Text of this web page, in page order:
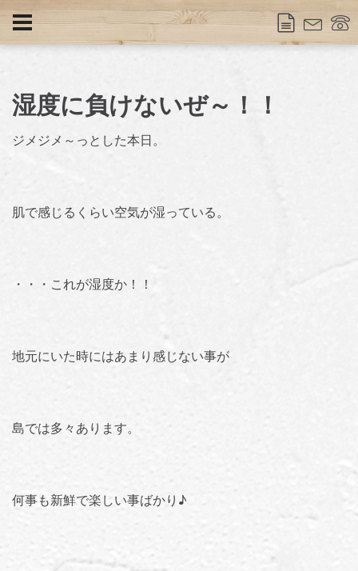
湿度に負けないぜ～！！
ジメジメ～っとした本日。
肌で感じるくらい空気が湿っている。
・・・これが湿度か！！
地元にいた時にはあまり感じない事が
島では多々あります。
何事も新鮮で楽しい事ばかり♪